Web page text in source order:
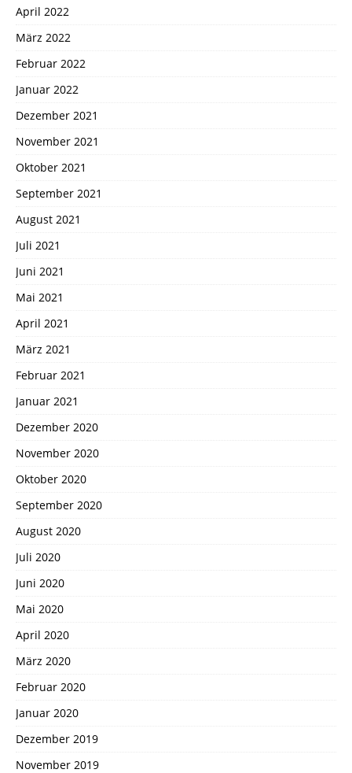
April 2022
März 2022
Februar 2022
Januar 2022
Dezember 2021
November 2021
Oktober 2021
September 2021
August 2021
Juli 2021
Juni 2021
Mai 2021
April 2021
März 2021
Februar 2021
Januar 2021
Dezember 2020
November 2020
Oktober 2020
September 2020
August 2020
Juli 2020
Juni 2020
Mai 2020
April 2020
März 2020
Februar 2020
Januar 2020
Dezember 2019
November 2019